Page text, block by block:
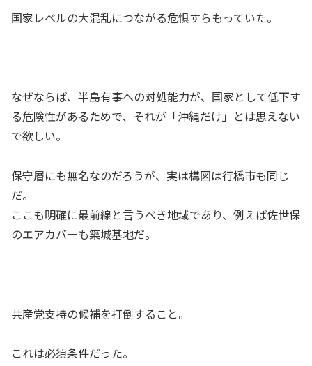
国家レベルの大混乱につながる危惧すらもっていた。
なぜならば、半島有事への対処能力が、国家として低下す
る危険性があるためで、それが「沖縄だけ」とは思えない
で欲しい。
保守層にも無名なのだろうが、実は構図は行橋市も同じ
だ。
ここも明確に最前線と言うべき地域であり、例えば佐世保
のエアカバーも築城基地だ。
共産党支持の候補を打倒すること。
これは必須条件だった。